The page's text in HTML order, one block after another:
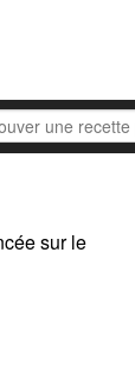
sur le